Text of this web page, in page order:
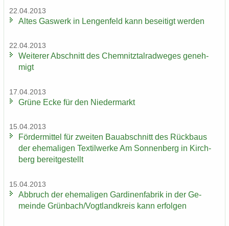
22.04.2013
Altes Gas­werk in Len­gen­feld kann be­sei­tigt wer­den
22.04.2013
Wei­te­rer Ab­schnitt des Chem­nitz­tal­rad­we­ges ge­neh­
migt
17.04.2013
Grüne Ecke für den Nie­der­markt
15.04.2013
För­der­mit­tel für zwei­ten Bau­ab­schnitt des Rück­baus
der ehe­ma­li­gen Tex­til­wer­ke Am Son­nen­berg in Kirch­
berg be­reit­ge­stellt
15.04.2013
Ab­bruch der ehe­ma­li­gen Gar­di­nen­fa­brik in der Ge­
mein­de Grün­bach/Vogt­land­kreis kann er­fol­gen